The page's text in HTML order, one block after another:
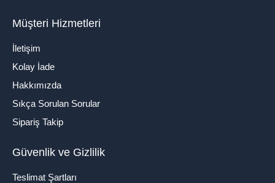
Müşteri Hizmetleri
İletişim
Kolay İade
Hakkımızda
Sıkça Sorulan Sorular
Sipariş Takip
Güvenlik ve Gizlilik
Teslimat Şartları